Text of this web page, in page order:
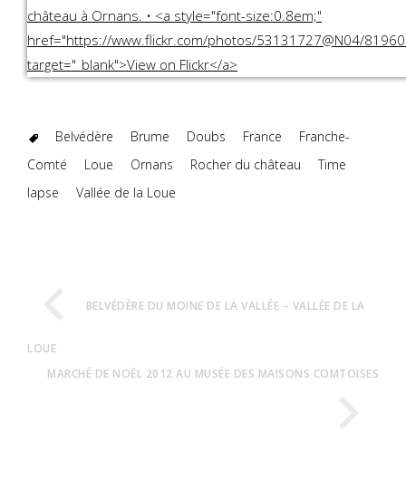
Belvédère Brume Doubs France
Franche-
Comté
Loue Ornans Rocher du château
Time
lapse
Vallée de la Loue
BELVÉDÈRE DU MOINE DE LA VALLÉE – VALLÉE DE LA
LOUE
MARCHÉ DE NOËL 2012 AU MUSÉE DES MAISONS COMTOISES